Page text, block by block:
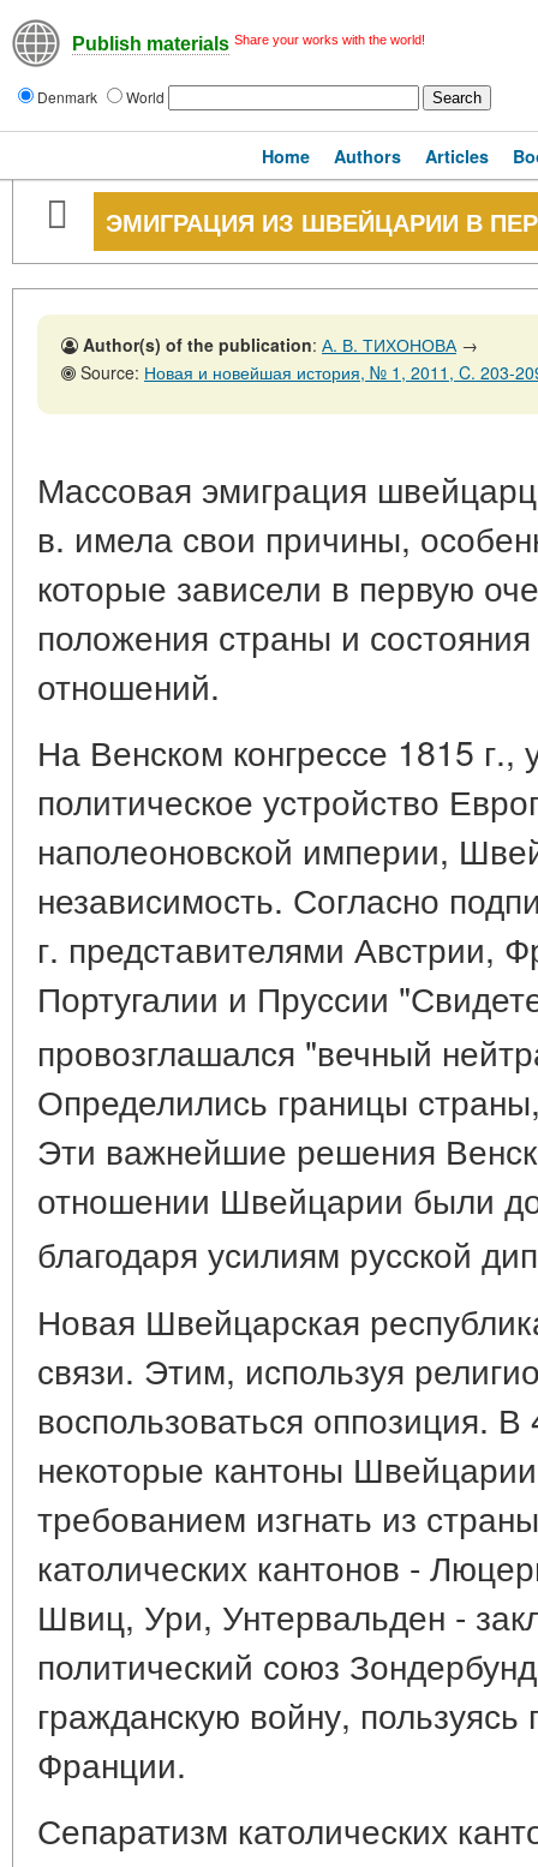
Publish materials Share your works with the world!
Denmark World
Home Authors Articles
ЭМИГРАЦИЯ ИЗ ШВЕЙЦАРИИ В
Author(s) of the publication: А. В. ТИХОНОВА→
Source: Новая и новейшая история, № 1, 2011, C. 203-
Массовая эмиграция
в. имела свои причины,
которые зависели в первую
положения страны и
отношений.
На Венском конгрессе 1815
политическое устройство
наполеоновской империи,
независимость. Согласно
г. представителями Австрии,
Португалии и Пруссии
провозглашался "вечный
Определились границы
Эти важнейшие решения
отношении Швейцарии были
благодаря усилиям русской
Новая Швейцарская
связи. Этим, используя
воспользоваться оппозиция. В
некоторые кантоны
требованием изгнать из
католических кантонов -
Швиц, Ури, Унтервальден -
политический союз
гражданскую войну,
Франции.
Сепаратизм католических